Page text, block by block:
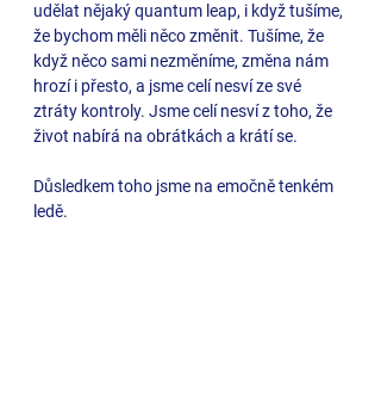
udělat nějaký quantum leap, i když tušíme,
že bychom měli něco změnit. Tušíme, že
když něco sami nezměníme, změna nám
hrozí i přesto, a jsme celí nesví ze své
ztráty kontroly. Jsme celí nesví z toho, že
život nabírá na obrátkách a krátí se.
Důsledkem toho jsme na emočně tenkém
ledě.